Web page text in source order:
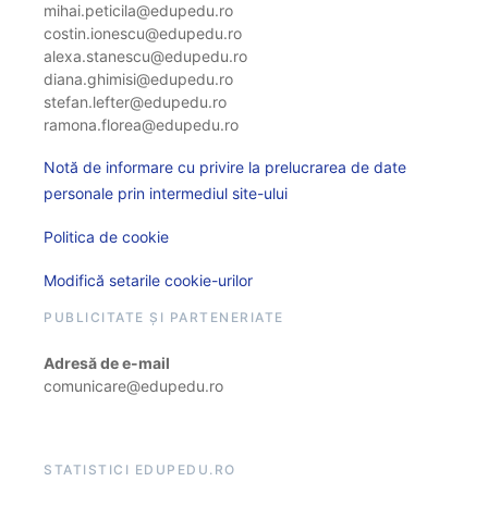
mihai.peticila@edupedu.ro
costin.ionescu@edupedu.ro
alexa.stanescu@edupedu.ro
diana.ghimisi@edupedu.ro
stefan.lefter@edupedu.ro
ramona.florea@edupedu.ro
Notă de informare cu privire la prelucrarea de date
personale prin intermediul site-ului
Politica de cookie
Modifică setarile cookie-urilor
PUBLICITATE ȘI PARTENERIATE
Adresă de e-mail
comunicare@edupedu.ro
STATISTICI EDUPEDU.RO